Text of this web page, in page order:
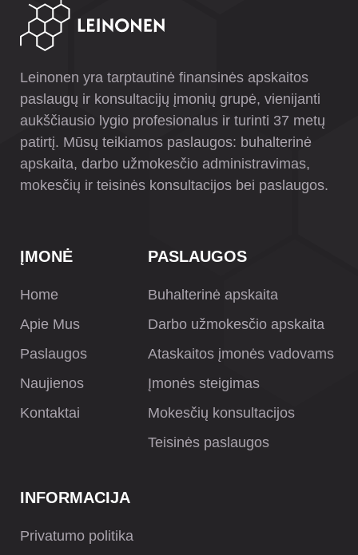
Leinonen yra tarptautinė finansinės apskaitos
paslaugų ir konsultacijų įmonių grupė, vienijanti
aukščiausio lygio profesionalus ir turinti 37 metų
patirtį. Mūsų teikiamos paslaugos: buhalterinė
apskaita, darbo užmokesčio administravimas,
mokesčių ir teisinės konsultacijos bei paslaugos.
ĮMONĖ
Home
Apie Mus
Paslaugos
Naujienos
Kontaktai
PASLAUGOS
Buhalterinė apskaita
Darbo užmokesčio apskaita
Ataskaitos įmonės vadovams
Įmonės steigimas
Mokesčių konsultacijos
Teisinės paslaugos
INFORMACIJA
Privatumo politika